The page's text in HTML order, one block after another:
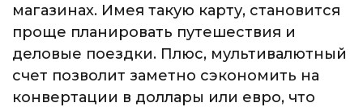
магазинах. Имея такую карту, становится
проще планировать путешествия и
деловые поездки. Плюс, мультивалютный
счет позволит заметно сэкономить на
конвертации в доллары или евро, что